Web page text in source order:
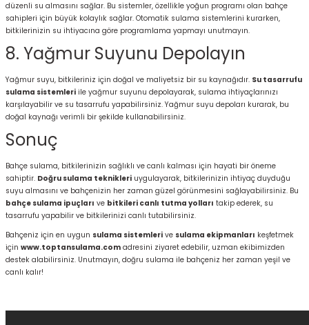
düzenli su almasını sağlar. Bu sistemler, özellikle yoğun programı olan bahçe
sahipleri için büyük kolaylık sağlar. Otomatik sulama sistemlerini kurarken,
bitkilerinizin su ihtiyacına göre programlama yapmayı unutmayın.
8. Yağmur Suyunu Depolayın
Yağmur suyu, bitkileriniz için doğal ve maliyetsiz bir su kaynağıdır. Su tasarrufu
sulama sistemleri ile yağmur suyunu depolayarak, sulama ihtiyaçlarınızı
karşılayabilir ve su tasarrufu yapabilirsiniz. Yağmur suyu depoları kurarak, bu
doğal kaynağı verimli bir şekilde kullanabilirsiniz.
Sonuç
Bahçe sulama, bitkilerinizin sağlıklı ve canlı kalması için hayati bir öneme
sahiptir. Doğru sulama teknikleri uygulayarak, bitkilerinizin ihtiyaç duyduğu
suyu almasını ve bahçenizin her zaman güzel görünmesini sağlayabilirsiniz. Bu
bahçe sulama ipuçları ve bitkileri canlı tutma yolları takip ederek, su
tasarrufu yapabilir ve bitkilerinizi canlı tutabilirsiniz.
Bahçeniz için en uygun sulama sistemleri ve sulama ekipmanları keşfetmek
için www.toptansulama.com adresini ziyaret edebilir, uzman ekibimizden
destek alabilirsiniz. Unutmayın, doğru sulama ile bahçeniz her zaman yeşil ve
canlı kalır!